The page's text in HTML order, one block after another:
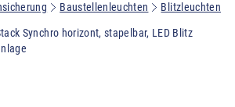
Baustellenleuchten Blitzleuchten
Synchro horizont, stapelbar, LED Blitz